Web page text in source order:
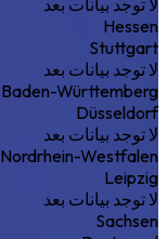
Hessen
Stuttgart
لا توجد بيانات بعد
Baden-Württemberg
Düsseldorf
لا توجد بيانات بعد
Nordrhein-Westfalen
Leipzig
لا توجد بيانات بعد
Sachsen